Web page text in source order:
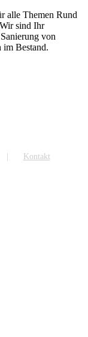
alle Themen Rund
sind Ihr
von
im Bestand.
Kontakt